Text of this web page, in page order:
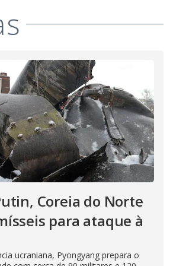
Coreia do Norte
para ataque à
ucraniana, Pyongyang prepara o